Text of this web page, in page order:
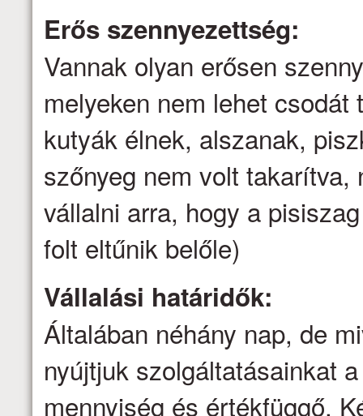
Erős szennyezettség:
Vannak olyan erősen
melyeken nem lehet
kutyák élnek, alszanak,
szőnyeg nem volt
vállalni arra, hogy a
folt eltűnik belőle)
Vállalási határidők:
Általában néhány nap, de
nyújtjuk szolgáltatásainkat
mennyiség és értékfüggő.